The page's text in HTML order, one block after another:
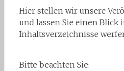
Hier stellen wir unsere
und lassen Sie einen Blick
Inhaltsverzeichnisse
Bitte beachten Sie: